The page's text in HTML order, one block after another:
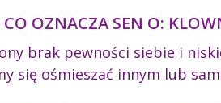
CO OZNACZA SEN O:
brak pewności siebie i
się ośmieszać innym lub